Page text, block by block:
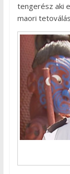
tengerész aki
maori